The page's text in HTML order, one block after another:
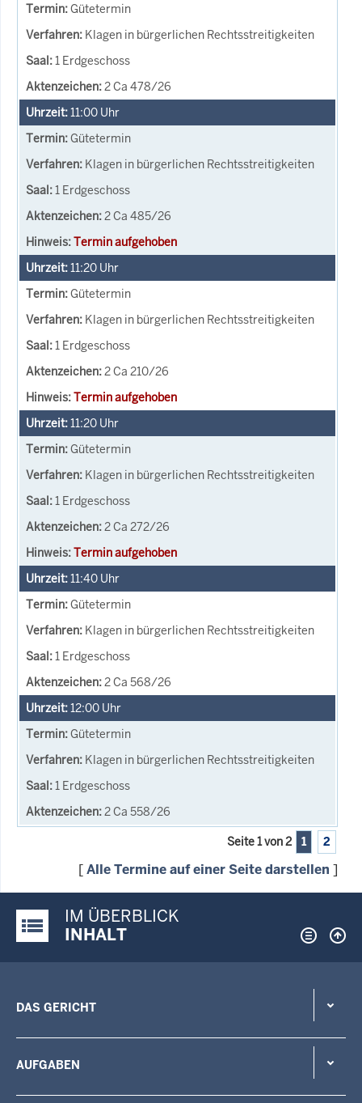
Gütetermin
Klagen in bürgerlichen Rechtsstreitigkeiten
1 Erdgeschoss
2 Ca 478/26
11:00 Uhr
Gütetermin
Klagen in bürgerlichen Rechtsstreitigkeiten
1 Erdgeschoss
2 Ca 485/26
Termin aufgehoben
11:20 Uhr
Gütetermin
Klagen in bürgerlichen Rechtsstreitigkeiten
1 Erdgeschoss
2 Ca 210/26
Termin aufgehoben
11:20 Uhr
Gütetermin
Klagen in bürgerlichen Rechtsstreitigkeiten
1 Erdgeschoss
2 Ca 272/26
Termin aufgehoben
11:40 Uhr
Gütetermin
Klagen in bürgerlichen Rechtsstreitigkeiten
1 Erdgeschoss
2 Ca 568/26
12:00 Uhr
Gütetermin
Klagen in bürgerlichen Rechtsstreitigkeiten
1 Erdgeschoss
2 Ca 558/26
Seite 1 von 2 1 2
[Alle Termine auf einer Seite darstellen ]
Justiz-Portal im Überblick:
IM ÜBERBLICK
INHALT
DAS GERICHT
AUFGABEN